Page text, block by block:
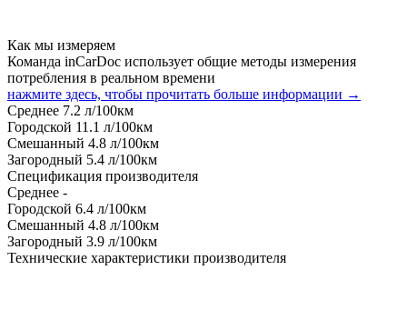
Как мы измеряем
Команда inCarDoc использует общие методы измерения
потребления в реальном времени
нажмите здесь, чтобы прочитать больше информации →
Среднее 7.2 л/100км
Городской 11.1 л/100км
Смешанный 4.8 л/100км
Загородный 5.4 л/100км
Спецификация производителя
Среднее -
Городской 6.4 л/100км
Смешанный 4.8 л/100км
Загородный 3.9 л/100км
Технические характеристики производителя